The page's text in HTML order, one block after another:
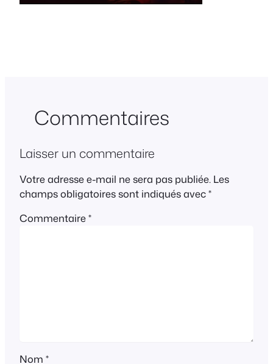
Commentaires
Laisser un commentaire
Votre adresse e-mail ne sera pas publiée. Les
champs obligatoires sont indiqués avec*
Commentaire*
Nom *